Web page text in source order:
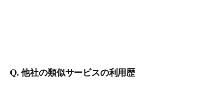
Q. 他社の類似サービスの利用歴